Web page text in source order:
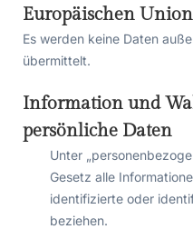
Europäischen Union
Es werden keine Daten
übermittelt.
Information und
persönliche Daten
Unter
Gesetz alle
identifizierte oder
beziehen.